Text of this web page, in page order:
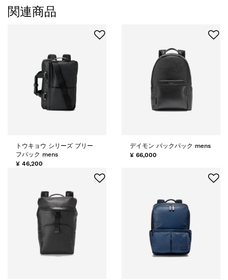
関連商品
トウキョウ シリーズ ブリー
フパック mens
¥ 46,200
デイモン バックパック mens
¥ 66,000